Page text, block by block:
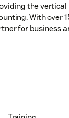
the vertical
With over
for business